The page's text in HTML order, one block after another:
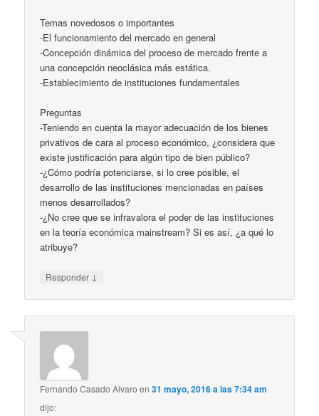
Temas novedosos o importantes
-El funcionamiento del mercado en general
-Concepción dinámica del proceso de mercado frente a
una concepción neoclásica más estática.
-Establecimiento de instituciones fundamentales
Preguntas
-Teniendo en cuenta la mayor adecuación de los bienes
privativos de cara al proceso económico, ¿considera que
existe justificación para algún tipo de bien público?
-¿Cómo podría potenciarse, si lo cree posible, el
desarrollo de las instituciones mencionadas en países
menos desarrollados?
-¿No cree que se infravalora el poder de las instituciones
en la teoría económica mainstream? Si es así, ¿a qué lo
atribuye?
Responder ↓
Fernando Casado Alvaro en31 mayo, 2016 a las 7:34 am
dijo: